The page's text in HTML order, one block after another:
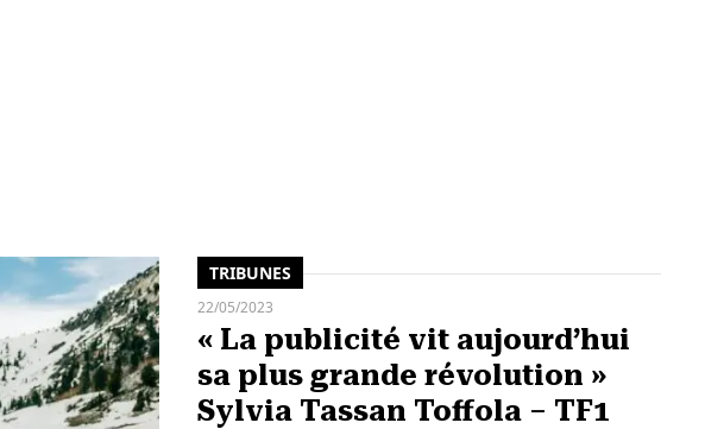
TRIBUNES
22/05/2023
« La publicité vit aujourd’hui
sa plus grande révolution »
Sylvia Tassan Toffola – TF1